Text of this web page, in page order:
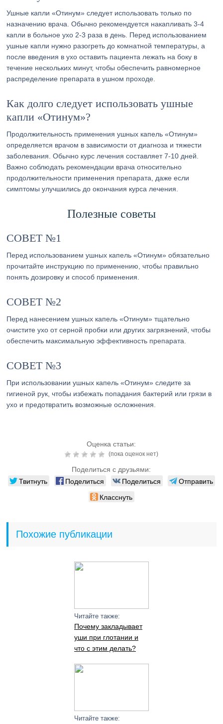
Ушные капли «Отинум» следует использовать только по
назначению врача. Обычно рекомендуется накапливать 3-4
капли в больное ухо 2-3 раза в день. Перед использованием
ушные капли нужно разогреть до комнатной температуры, а
после введения в ухо оставить пациента лежать на боку в
течение нескольких минут, чтобы обеспечить равномерное
распределение препарата в ушном проходе.
Как долго следует использовать ушные
капли «Отинум»?
Продолжительность применения ушных капель «Отинум»
определяется врачом в зависимости от диагноза и тяжести
заболевания. Обычно курс лечения составляет 7-10 дней.
Важно соблюдать рекомендации врача относительно
продолжительности применения препарата, даже если
симптомы улучшились до окончания курса лечения.
Полезные советы
СОВЕТ №1
Перед использованием ушных капель «Отинум» обязательно
прочитайте инструкцию по применению, чтобы правильно
понять дозировку и способ применения.
СОВЕТ №2
Перед нанесением ушных капель «Отинум» тщательно
очистите ухо от серной пробки или других загрязнений, чтобы
обеспечить максимальную эффективность препарата.
СОВЕТ №3
При использовании ушных капель «Отинум» следите за
гигиеной рук, чтобы избежать попадания бактерий или грязи в
ухо и предотвратить возможные осложнения.
Оценка статьи:
(пока оценок нет)
Поделиться с друзьями:
Твитнуть Поделиться Поделиться
Отправить
Класснуть
Похожие публикации
Читайте также:
Почему закладывает
уши при глотании и
что с этим делать?
Читайте также: